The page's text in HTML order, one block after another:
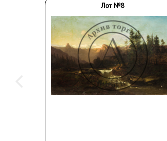
Лот №8